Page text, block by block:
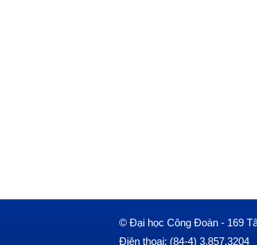
© Đại học Công Đoàn - 169
Điện thoại: (84-4) 3.857.3204